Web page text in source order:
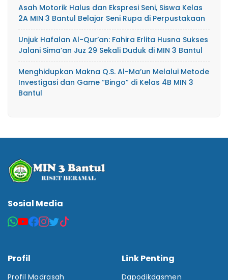
Asah Motorik Halus dan Ekspresi Seni, Siswa Kelas
2A MIN 3 Bantul Belajar Seni Rupa di Perpustakaan
Unjuk Hafalan Al-Qur’an: Fahira Erlita Husna Sukses
Jalani Sima’an Juz 29 Sekali Duduk di MIN 3 Bantul
Menghidupkan Makna Q.S. Al-Ma’un Melalui Metode
Investigasi dan Game “Bingo” di Kelas 4B MIN 3
Bantul
Sosial Media
Profil
Profil Madrasah
Link Penting
Dapodikdasmen